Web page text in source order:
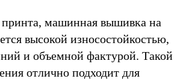
машинная вышивка на
высокой износостойкостью,
и объемной фактурой. Такой
отлично подходит для
Лейблы